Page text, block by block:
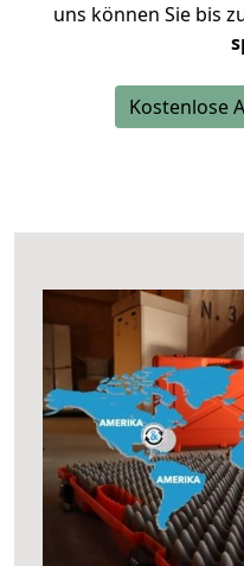
uns können Sie bis
Kostenlose